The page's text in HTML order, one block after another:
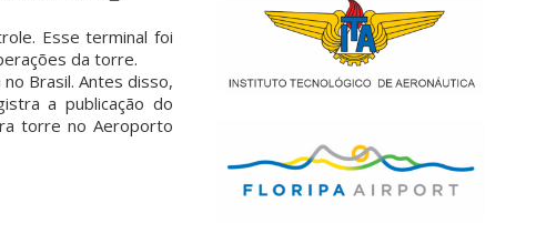
Esse terminal foi
da torre.
Brasil. Antes disso,
a publicação do
torre no Aeroporto